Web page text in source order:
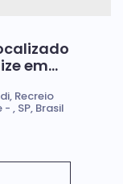
em
, Recreio
, SP, Brasil